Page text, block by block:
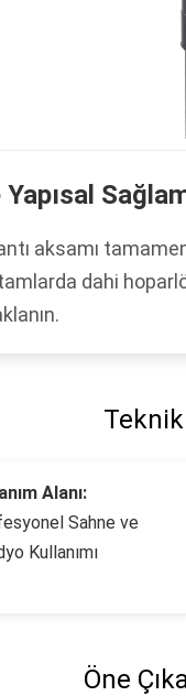
aksamı
dahi
Alanı:
Sahne ve
Kullanımı
Öne